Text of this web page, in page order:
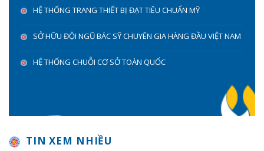
HỆ THỐNG TRANG THIẾT BỊ ĐẠT TIÊU CHUẨN MỸ
SỞ HỮU ĐỘI NGŨ BÁC SỸ CHUYÊN GIA HÀNG ĐẦU VIỆT NAM
HỆ THỐNG CHUỖI CƠ SỞ TOÀN QUỐC
TIN XEM NHIỀU